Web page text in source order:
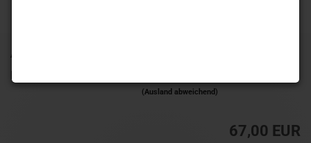
Art.Nr.:
Lieferzeit:
(Ausland abweichend)
67,00 EUR